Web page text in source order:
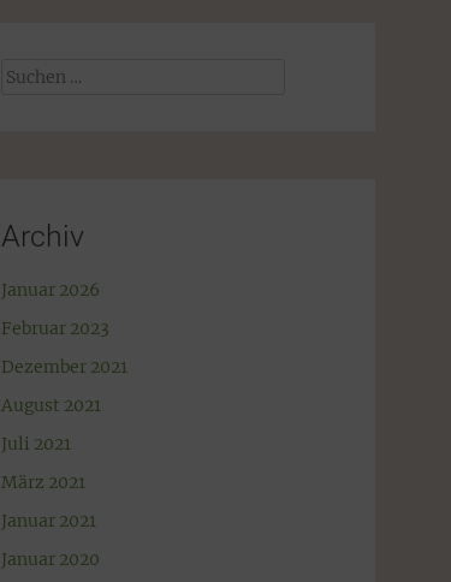
Suchen
Archiv
Januar 2026
Februar 2023
Dezember 2021
August 2021
Juli 2021
März 2021
Januar 2021
Januar 2020